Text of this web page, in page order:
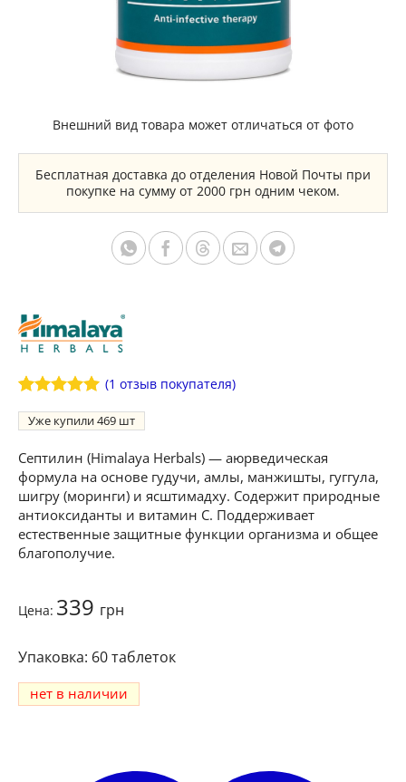
Внешний вид товара может отличаться от фото
Бесплатная доставка до отделения Новой Почты при
покупке на сумму от 2000 грн одним чеком.
Рейтинг5
из 5 на
опроса
1
пользователя
(1 отзыв покупателя)
Уже купили469
Септилин (Himalaya Herbals) — аюрведическая
формула на основе гудучи, амлы, манжишты, гуггула,
шигру (моринги) и ясштимадху. Содержит природные
антиоксиданты и витамин C. Поддерживает
естественные защитные функции организма и общее
благополучие.
Цена: 339 грн
60 таблеток
нет в наличии